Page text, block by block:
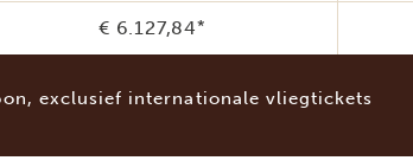
€ 6.127,84*
exclusief internationale vliegtickets